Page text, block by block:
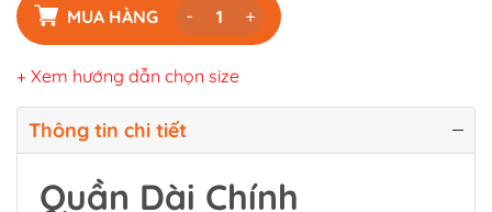
MUA HÀNG - +
+ Xem hướng dẫn chọn size
Thông tin chi tiết
Quần Dài Chính